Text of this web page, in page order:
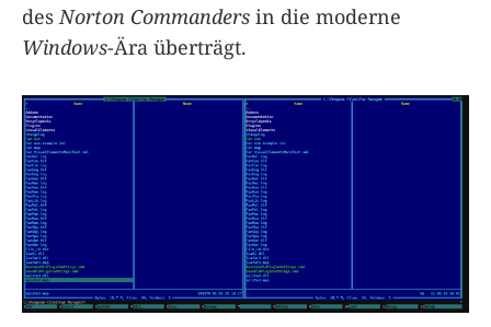
des Norton Commanders in die moderne
Windows-Ära überträgt.